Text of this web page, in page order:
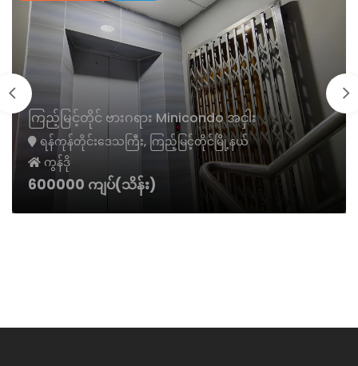
ကြည့်မြင့်တိုင် ဗားဂရား Minicondo အငှါး
ရန်ကုန်တိုင်းဒေသကြီး, ကြည့်မြင့်တိုင်မြို့နယ်
ကွန်ဒို
600000 ကျပ်(သိန်း)